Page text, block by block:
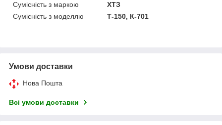
Сумісність з маркою
ХТЗ
Сумісність з моделлю
Т-150, К-701
Умови доставки
Нова Пошта
Всі умови доставки